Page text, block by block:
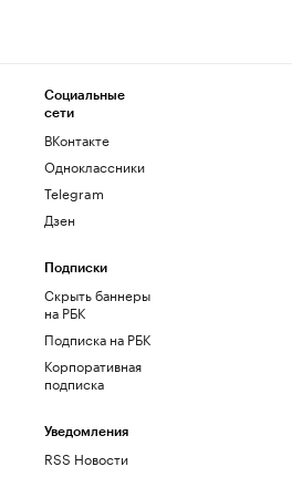
Социальные
сети
ВКонтакте
Одноклассники
Telegram
Дзен
Подписки
Скрыть баннеры
на РБК
Подписка на РБК
Корпоративная
подписка
Уведомления
RSS Новости